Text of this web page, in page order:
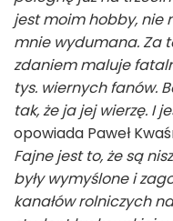
jest moim hobby, nie
mnie wydumana. Za
zdaniem maluje
tys. wiernych fanów.
tak, że ja jej wierzę. I
opowiada Paweł
Fajne jest to, że są
były wymyślone i
kanałów rolniczych